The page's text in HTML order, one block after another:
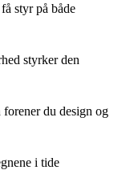
styr på både
styrker den
du design og
i tide